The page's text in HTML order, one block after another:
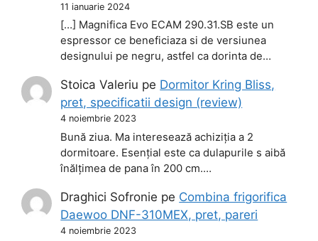
11 ianuarie 2024
[…] Magnifica Evo ECAM 290.31.SB este un
espressor ce beneficiaza si de versiunea
designului pe negru, astfel ca dorinta de…
Stoica Valeriu pe Dormitor Kring Bliss,
pret, specificatii design (review)
4 noiembrie 2023
Bună ziua. Ma interesează achiziția a 2
dormitoare. Esențial este ca dulapurile s aibă
înălțimea de pana în 200 cm.…
Draghici Sofronie pe Combina frigorifica
Daewoo DNF-310MEX, pret, pareri
4 noiembrie 2023